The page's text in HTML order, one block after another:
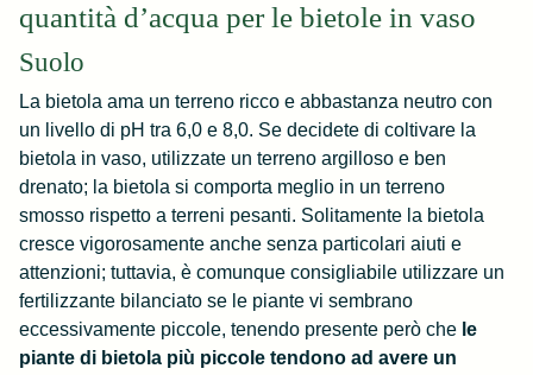
quantità d’acqua per le bietole in vaso
Suolo
La bietola ama un terreno ricco e abbastanza neutro con
un livello di pH tra 6,0 e 8,0. Se decidete di coltivare la
bietola in vaso, utilizzate un terreno argilloso e ben
drenato; la bietola si comporta meglio in un terreno
smosso rispetto a terreni pesanti. Solitamente la bietola
cresce vigorosamente anche senza particolari aiuti e
attenzioni; tuttavia, è comunque consigliabile utilizzare un
fertilizzante bilanciato se le piante vi sembrano
eccessivamente piccole, tenendo presente però che le
piante di bietola più piccole tendono ad avere un